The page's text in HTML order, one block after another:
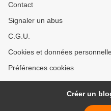
Contact
Signaler un abus
C.G.U.
Cookies et données
Préférences cookies
Créer un